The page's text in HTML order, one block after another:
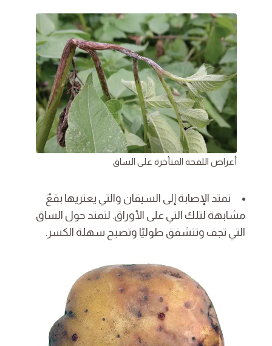
أعراض اللفحة المتأخرة على الساق
تمتد الإصابة إلى السيقان والتي يعتريها بقعٌ
مشابهة لتلك التي على الأوراق. لتمتد حول الساق
التي تجف وتتشقق طوليًا وتصبح سهلة الكسر.